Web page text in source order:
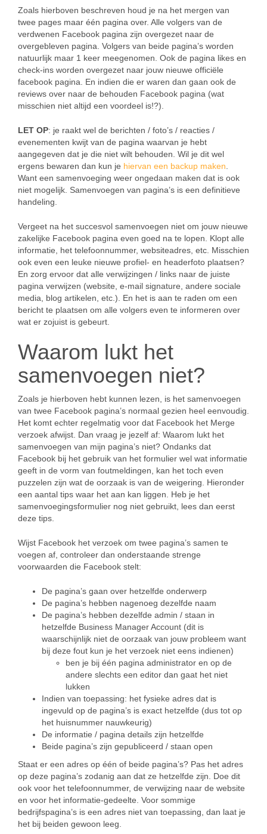
Zoals hierboven beschreven houd je na het mergen van
twee pages maar één pagina over. Alle volgers van de
verdwenen Facebook pagina zijn overgezet naar de
overgebleven pagina. Volgers van beide pagina’s worden
natuurlijk maar 1 keer meegenomen. Ook de pagina likes en
check-ins worden overgezet naar jouw nieuwe officiële
facebook pagina. En indien die er waren dan gaan ook de
reviews over naar de behouden Facebook pagina (wat
misschien niet altijd een voordeel is!?).
LET OP: je raakt wel de berichten / foto’s / reacties /
evenementen kwijt van de pagina waarvan je hebt
aangegeven dat je die niet wilt behouden. Wil je dit wel
ergens bewaren dan kun je hiervan een backup maken.
Want een samenvoeging weer ongedaan maken dat is ook
niet mogelijk. Samenvoegen van pagina’s is een definitieve
handeling.
Vergeet na het succesvol samenvoegen niet om jouw nieuwe
zakelijke Facebook pagina even goed na te lopen. Klopt alle
informatie, het telefoonnummer, websiteadres, etc. Misschien
ook even een leuke nieuwe profiel- en headerfoto plaatsen?
En zorg ervoor dat alle verwijzingen / links naar de juiste
pagina verwijzen (website, e-mail signature, andere sociale
media, blog artikelen, etc.). En het is aan te raden om een
bericht te plaatsen om alle volgers even te informeren over
wat er zojuist is gebeurt.
Waarom lukt het
samenvoegen niet?
Zoals je hierboven hebt kunnen lezen, is het samenvoegen
van twee Facebook pagina’s normaal gezien heel eenvoudig.
Het komt echter regelmatig voor dat Facebook het Merge
verzoek afwijst. Dan vraag je jezelf af: Waarom lukt het
samenvoegen van mijn pagina’s niet? Ondanks dat
Facebook bij het gebruik van het formulier wel wat informatie
geeft in de vorm van foutmeldingen, kan het toch even
puzzelen zijn wat de oorzaak is van de weigering. Hieronder
een aantal tips waar het aan kan liggen. Heb je het
samenvoegingsformulier nog niet gebruikt, lees dan eerst
deze tips.
Wijst Facebook het verzoek om twee pagina’s samen te
voegen af, controleer dan onderstaande strenge
voorwaarden die Facebook stelt:
De pagina’s gaan over hetzelfde onderwerp
De pagina’s hebben nagenoeg dezelfde naam
De pagina’s hebben dezelfde admin / staan in
hetzelfde Business Manager Account (dit is
waarschijnlijk niet de oorzaak van jouw probleem want
bij deze fout kun je het verzoek niet eens indienen)
ben je bij één pagina administrator en op de
andere slechts een editor dan gaat het niet
lukken
Indien van toepassing: het fysieke adres dat is
ingevuld op de pagina’s is exact hetzelfde (dus tot op
het huisnummer nauwkeurig)
De informatie / pagina details zijn hetzelfde
Beide pagina’s zijn gepubliceerd / staan open
Staat er een adres op één of beide pagina’s? Pas het adres
op deze pagina’s zodanig aan dat ze hetzelfde zijn. Doe dit
ook voor het telefoonnummer, de verwijzing naar de website
en voor het informatie-gedeelte. Voor sommige
bedrijfspagina’s is een adres niet van toepassing, dan laat je
het bij beiden gewoon leeg.